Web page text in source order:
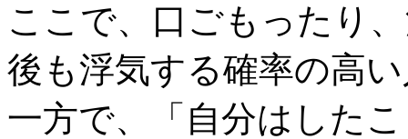
ここで、口ごもったり
後も浮気する確率の高
一方で、「自分はした